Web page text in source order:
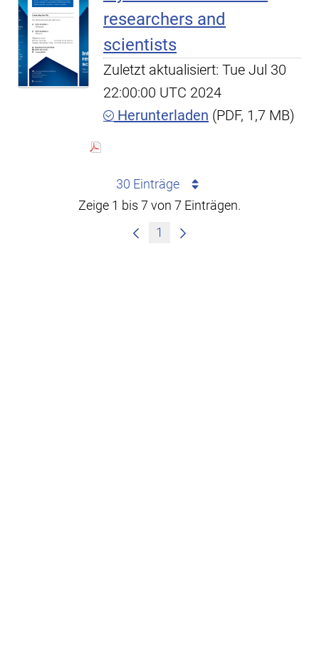
researchers and
scientists
Zuletzt aktualisiert: Tue Jul 30
22:00:00 UTC 2024
Herunterladen (PDF, 1,7 MB)
30 Einträge
Zeige 1 bis 7 von 7 Einträgen.
1